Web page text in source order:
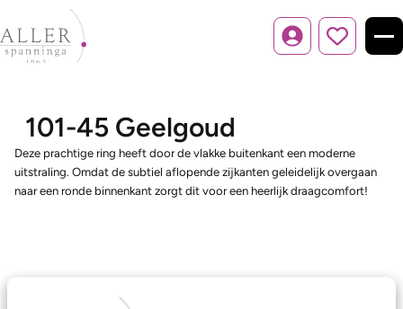
Inloggen
101-45 Geelgoud
Deze prachtige ring heeft door de vlakke buitenkant een moderne
uitstraling. Omdat de subtiel aflopende zijkanten geleidelijk overgaan
naar een ronde binnenkant zorgt dit voor een heerlijk draagcomfort!